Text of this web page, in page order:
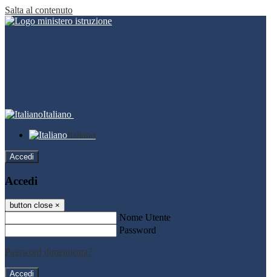
Salta al contenuto
Italiano
Italiano
Accedi
Accedi
button close ×
Nome Utente
Password
Password dimenticata?